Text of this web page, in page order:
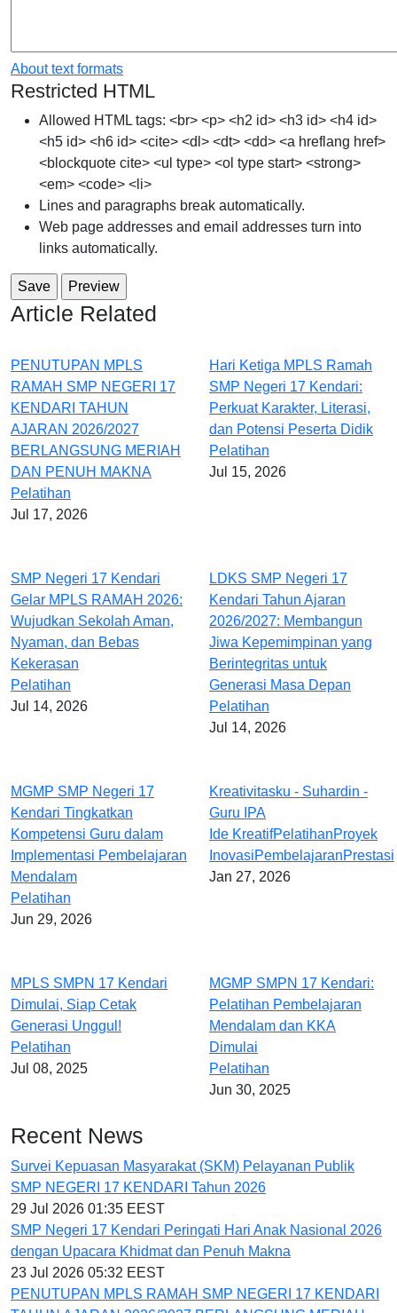
About text formats
Restricted HTML
Allowed HTML tags: <br> <p> <h2 id> <h3 id> <h4 id>
<h5 id> <h6 id> <cite> <dl> <dt> <dd> <a hreflang href>
<blockquote cite> <ul type> <ol type start> <strong>
<em> <code> <li>
Lines and paragraphs break automatically.
Web page addresses and email addresses turn into
links automatically.
Article Related
PENUTUPAN MPLS
RAMAH SMP NEGERI 17
KENDARI TAHUN
AJARAN 2026/2027
BERLANGSUNG MERIAH
DAN PENUH MAKNA
Pelatihan
Jul 17, 2026
Hari Ketiga MPLS Ramah
SMP Negeri 17 Kendari:
Perkuat Karakter, Literasi,
dan Potensi Peserta Didik
Pelatihan
Jul 15, 2026
SMP Negeri 17 Kendari
Gelar MPLS RAMAH 2026:
Wujudkan Sekolah Aman,
Nyaman, dan Bebas
Kekerasan
Pelatihan
Jul 14, 2026
LDKS SMP Negeri 17
Kendari Tahun Ajaran
2026/2027: Membangun
Jiwa Kepemimpinan yang
Berintegritas untuk
Generasi Masa Depan
Pelatihan
Jul 14, 2026
MGMP SMP Negeri 17
Kendari Tingkatkan
Kompetensi Guru dalam
Implementasi Pembelajaran
Mendalam
Pelatihan
Jun 29, 2026
Kreativitasku - Suhardin -
Guru IPA
Ide KreatifPelatihanProyek
InovasiPembelajaranPrestasi
Jan 27, 2026
MPLS SMPN 17 Kendari
Dimulai, Siap Cetak
Generasi Unggul!
Pelatihan
Jul 08, 2025
MGMP SMPN 17 Kendari:
Pelatihan Pembelajaran
Mendalam dan KKA
Dimulai
Pelatihan
Jun 30, 2025
Recent News
Survei Kepuasan Masyarakat (SKM) Pelayanan Publik
SMP NEGERI 17 KENDARI Tahun 2026
29 Jul 2026 01:35 EEST
SMP Negeri 17 Kendari Peringati Hari Anak Nasional 2026
dengan Upacara Khidmat dan Penuh Makna
23 Jul 2026 05:32 EEST
PENUTUPAN MPLS RAMAH SMP NEGERI 17 KENDARI